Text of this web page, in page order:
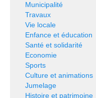
Municipalité
Travaux
Vie locale
Enfance et éducation
Santé et solidarité
Economie
Sports
Culture et animations
Jumelage
Histoire et patrimoine